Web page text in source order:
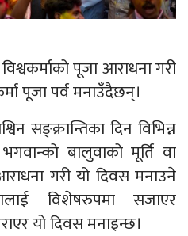
पूजा आराधना गरी
पूजा पर्व मनाउँदैछन्।
सङ्क्रान्तिका दिन विभिन्न
बालुवाको मूर्ति वा
गरी यो दिवस मनाउने
विशेषरुपमा सजाएर
यो दिवस मनाइन्छ।